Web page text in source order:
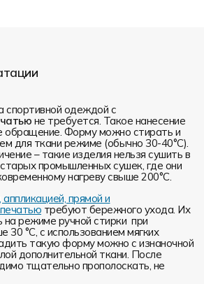
спортивной одеждой с
не требуется. Такое нанесение
Форму можно стирать и
для ткани режиме (обычно 30-40°С).
– такие изделия нельзя сушить в
промышленных сушек, где они
нагреву свыше 200°С.
прямой и
требуют бережного ухода. Их
режиме ручной стирки при
30 °C, с использованием мягких
такую форму можно с изнаночной
дополнительной ткани. После
тщательно прополоскать, не